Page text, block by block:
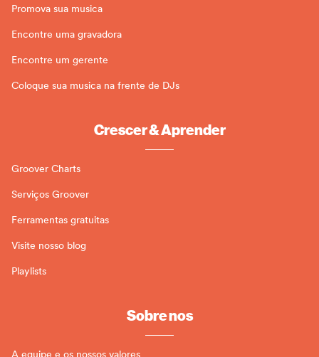
Promova sua musica
Encontre uma gravadora
Encontre um gerente
Coloque sua musica na frente de DJs
Crescer & Aprender
Groover Charts
Serviços Groover
Ferramentas gratuitas
Visite nosso blog
Playlists
Sobre nos
A equipe e os nossos valores